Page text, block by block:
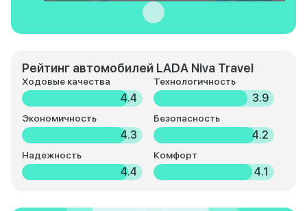
Рейтинг автомобилей LADA Niva Travel
Ходовые качества
4.4
Технологичность
3.9
Экономичность
4.3
Безопасность
4.2
Надежность
4.4
Комфорт
4.1